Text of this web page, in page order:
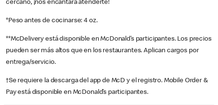
cercano, ¡nos encantará atenderte!
*Peso antes de cocinarse: 4 oz.
**McDelivery está disponible en McDonald’s participantes. Los precios
pueden ser más altos que en los restaurantes. Aplican cargos por
entrega/servicio.
†Se requiere la descarga del app de McD y el registro. Mobile Order &
Pay está disponible en McDonald’s participantes.